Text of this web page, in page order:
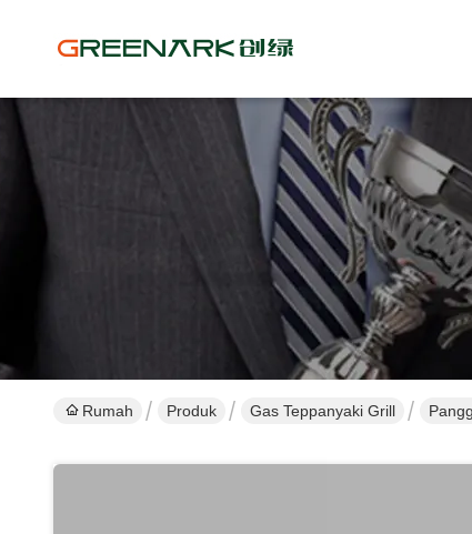
Rumah Produk Gas Teppanyaki Grill